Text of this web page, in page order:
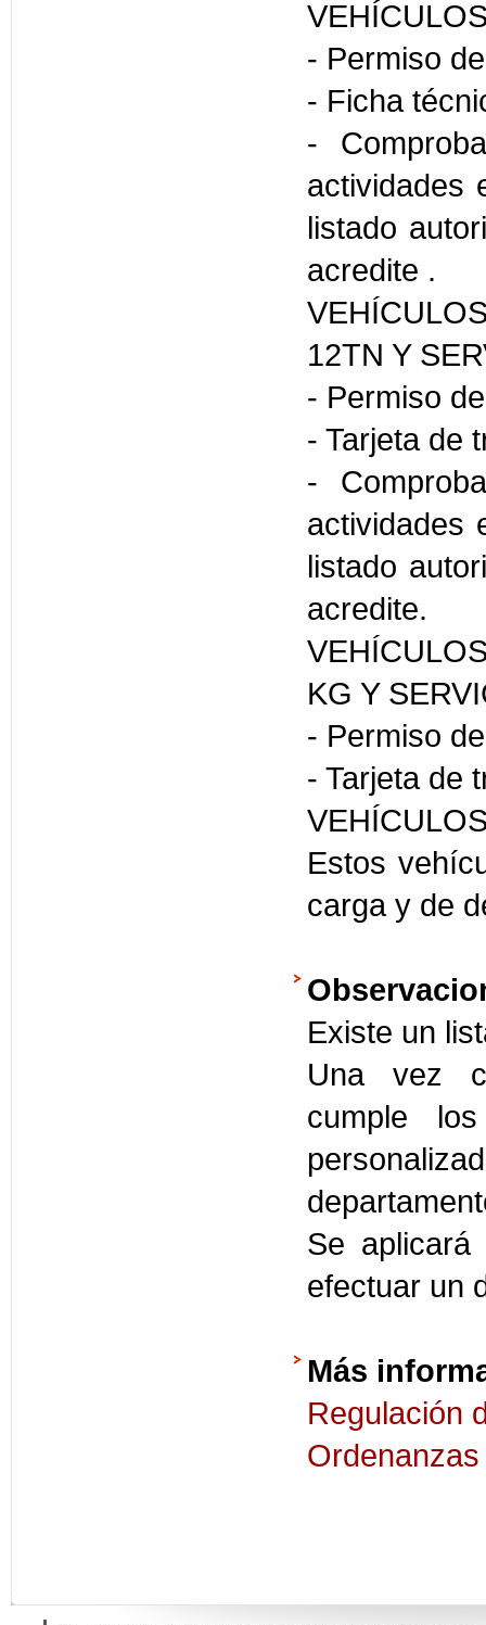
- Permiso
- Ficha
-
actividades
listado
acredite .
12TN Y
- Permiso
- Tarjeta de
-
actividades
listado
acredite.
KG Y
- Permiso
- Tarjeta de
Estos
carga y de
Existe un
Una vez
cumple
Se
efectuar un
Más
Regulación